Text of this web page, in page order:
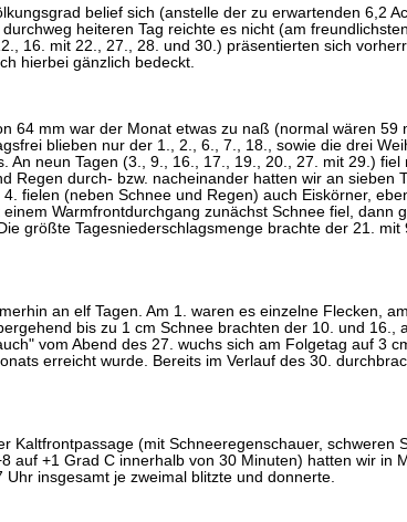
belief sich (anstelle der zu erwartenden 6,2
heiteren Tag reichte es nicht (am
16. mit 22., 27., 28. und 30.) präsentierten sich
hierbei gänzlich bedeckt.
64 mm war der Monat etwas zu naß (normal wären 59
blieben nur der 1., 2., 6., 7., 18., sowie die drei
An neun Tagen (3., 9., 16., 17., 19., 20., 27. mit 29.)
Regen durch- bzw. nacheinander hatten wir an sieben
fielen (neben Schnee und Regen) auch Eiskörner,
Warmfrontdurchgang zunächst Schnee fiel, dann
größte Tagesniederschlagsmenge brachte der 21.
an elf Tagen. Am 1. waren es einzelne Flecken,
bis zu 1 cm Schnee brachten der 10. und 16.,
vom Abend des 27. wuchs sich am Folgetag auf 3
erreicht wurde. Bereits im Verlauf des 30.
Kaltfrontpassage (mit Schneeregenschauer, schweren
auf +1 Grad C innerhalb von 30 Minuten) hatten wir in
insgesamt je zweimal blitzte und donnerte.